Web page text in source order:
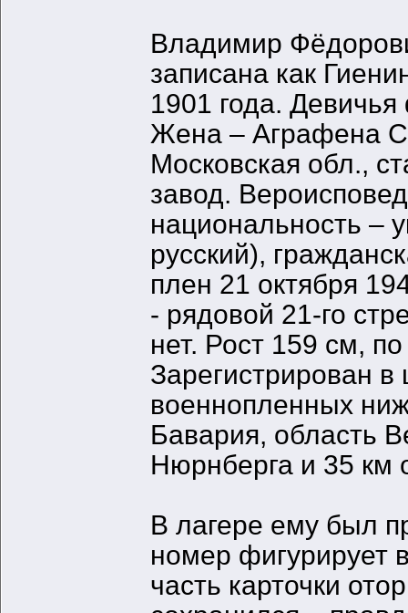
Владимир
записана как
1901 года.
Жена – Аграфена
Московская обл.,
завод.
национальность –
русский),
плен 21 октября
- рядовой 21-го
нет. Рост 159 см,
Зарегистрирован в
военнопленных
Бавария, область
Нюрнберга и 35 км
В лагере ему был
номер фигурирует
часть карточки